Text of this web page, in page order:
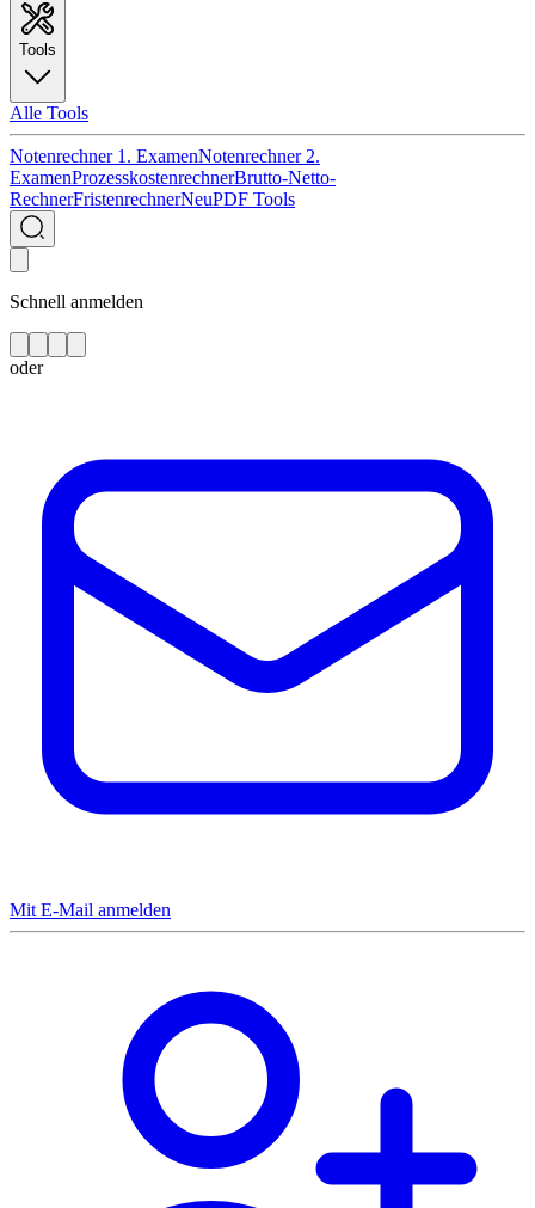
Tools
Alle Tools
Notenrechner 1. ExamenNotenrechner 2.
ExamenProzesskostenrechnerBrutto-Netto-
RechnerFristenrechnerNeuPDF Tools
Schnell anmelden
oder
Mit E-Mail anmelden